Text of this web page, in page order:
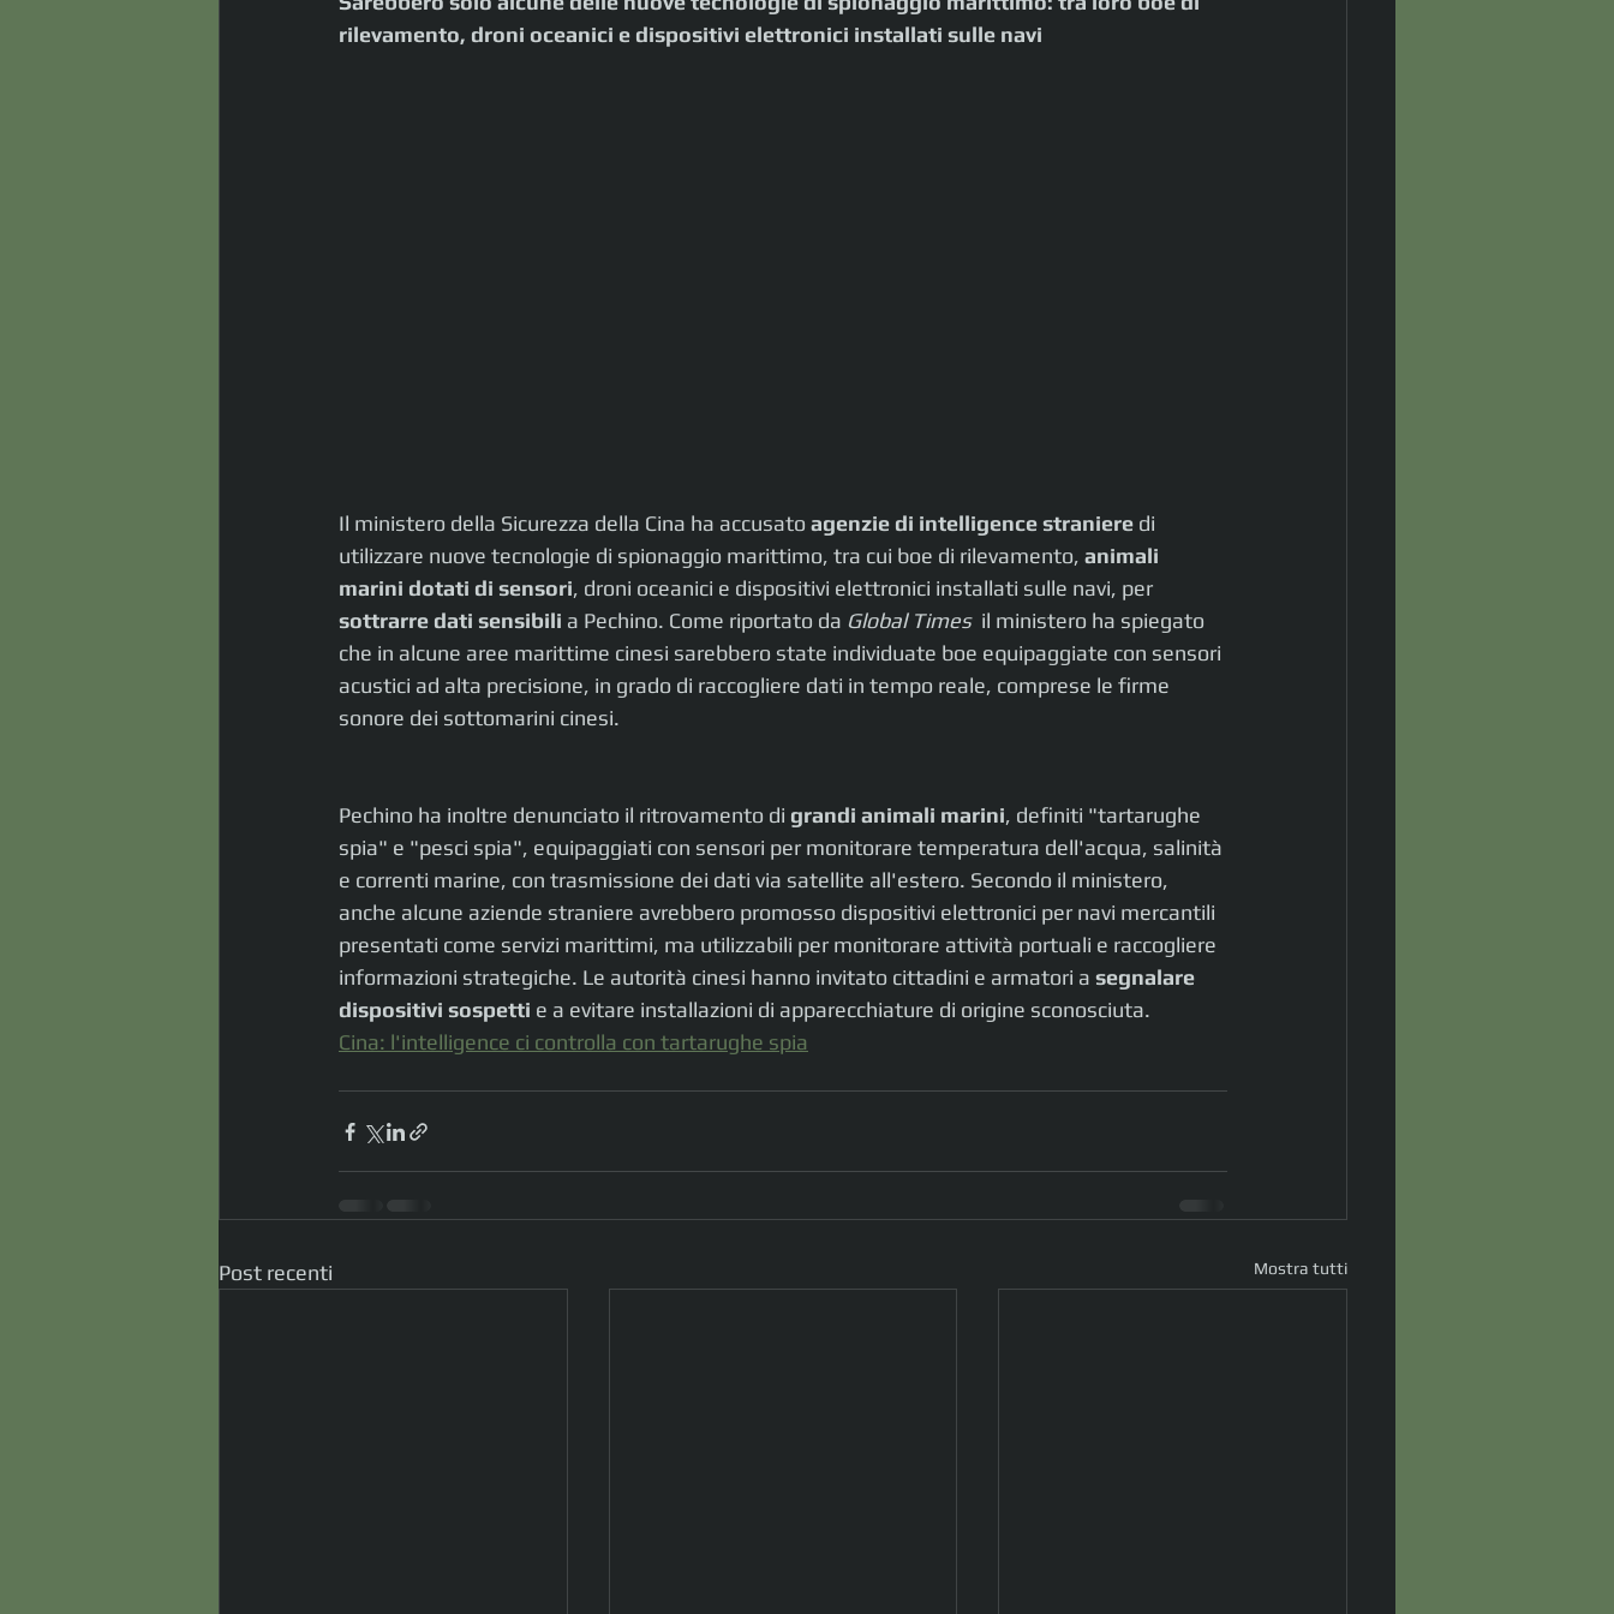
rilevamento, droni oceanici e dispositivi elettronici installati sulle navi
Il ministero della Sicurezza della Cina ha accusato agenzie di intelligence straniere di
utilizzare nuove tecnologie di spionaggio marittimo, tra cui boe di rilevamento, animali
marini dotati di sensori, droni oceanici e dispositivi elettronici installati sulle navi, per
sottrarre dati sensibili a Pechino. Come riportato da Global Times il ministero ha spiegato
che in alcune aree marittime cinesi sarebbero state individuate boe equipaggiate con sensori
acustici ad alta precisione, in grado di raccogliere dati in tempo reale, comprese le firme
sonore dei sottomarini cinesi.
Pechino ha inoltre denunciato il ritrovamento di grandi animali marini, definiti "tartarughe
spia" e "pesci spia", equipaggiati con sensori per monitorare temperatura dell'acqua, salinità
e correnti marine, con trasmissione dei dati via satellite all'estero. Secondo il ministero,
anche alcune aziende straniere avrebbero promosso dispositivi elettronici per navi mercantili
presentati come servizi marittimi, ma utilizzabili per monitorare attività portuali e raccogliere
informazioni strategiche. Le autorità cinesi hanno invitato cittadini e armatori a segnalare
dispositivi sospetti e a evitare installazioni di apparecchiature di origine sconosciuta.
Cina: l'intelligence ci controlla con tartarughe spia
Post recenti Mostra tutti